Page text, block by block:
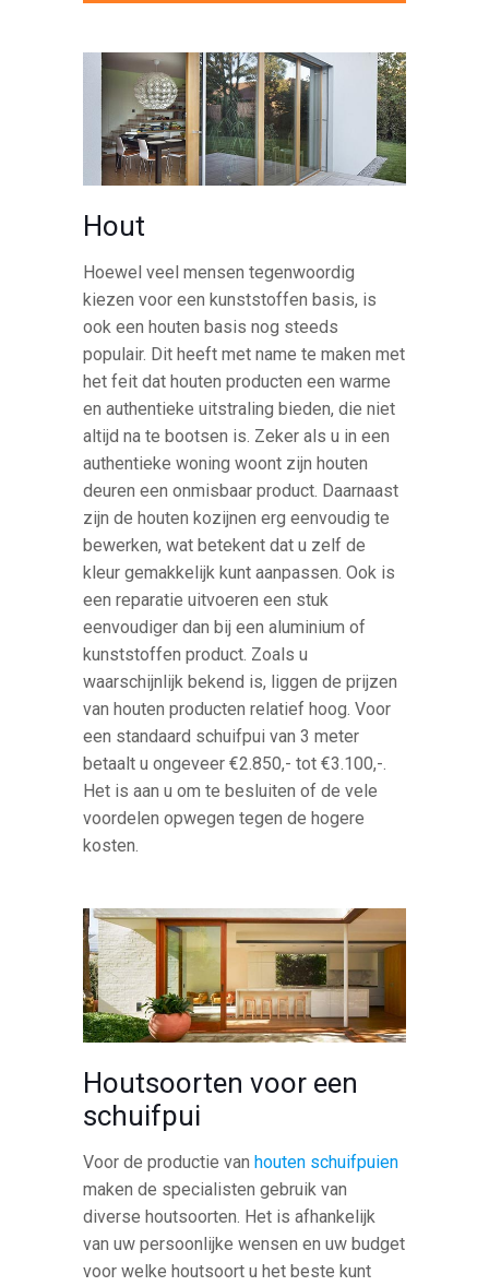
Hout
Hoewel veel mensen tegenwoordig
kiezen voor een kunststoffen basis, is
ook een houten basis nog steeds
populair. Dit heeft met name te maken met
het feit dat houten producten een warme
en authentieke uitstraling bieden, die niet
altijd na te bootsen is. Zeker als u in een
authentieke woning woont zijn houten
deuren een onmisbaar product. Daarnaast
zijn de houten kozijnen erg eenvoudig te
bewerken, wat betekent dat u zelf de
kleur gemakkelijk kunt aanpassen. Ook is
een reparatie uitvoeren een stuk
eenvoudiger dan bij een aluminium of
kunststoffen product. Zoals u
waarschijnlijk bekend is, liggen de prijzen
van houten producten relatief hoog. Voor
een standaard schuifpui van 3 meter
betaalt u ongeveer €2.850,- tot €3.100,-.
Het is aan u om te besluiten of de vele
voordelen opwegen tegen de hogere
kosten.
Houtsoorten voor een
schuifpui
Voor de productie vanhouten schuifpuien
maken de specialisten gebruik van
diverse houtsoorten. Het is afhankelijk
van uw persoonlijke wensen en uw budget
voor welke houtsoort u het beste kunt